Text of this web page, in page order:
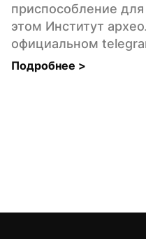
приспособление
этом Институт
официальном
Подробнее >